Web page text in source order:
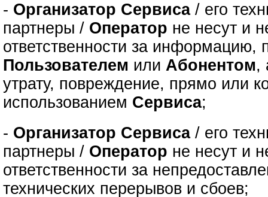
- Организатор Сервиса/ его
партнеры / Оператор не несут и
ответственности за информацию,
Пользователем илиАбонентом,
утрату, повреждение, прямо или
использованием Сервиса;
- Организатор Сервиса/ его
партнеры / Оператор не несут и
ответственности за
технических перерывов и сбоев;